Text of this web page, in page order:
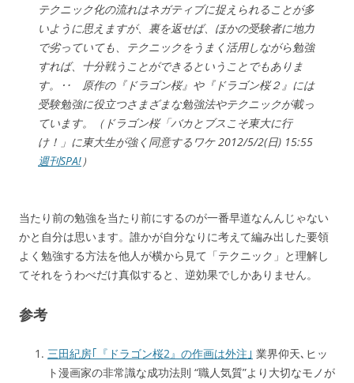
テクニック化の流れはネガティブに捉えられることが多
いように思えますが、裏を返せば、ほかの受験者に地力
で劣っていても、テクニックをうまく活用しながら勉強
すれば、十分戦うことができるということでもありま
す。‥ 原作の『ドラゴン桜』や『ドラゴン桜２』には
受験勉強に役立つさまざまな勉強法やテクニックが載っ
ています。（ドラゴン桜「バカとブスこそ東大に行
け！」に東大生が強く同意するワケ 2012/5/2(日) 15:55
週刊SPA!）
当たり前の勉強を当たり前にするのが一番早道なんんじゃない
かと自分は思います。誰かが自分なりに考えて編み出した要領
よく勉強する方法を他人が横から見て「テクニック」と理解し
てそれをうわべだけ真似すると、逆効果でしかありません。
参考
三田紀房｢『ドラゴン桜2』の作画は外注｣ 業界仰天､ヒッ
ト漫画家の非常識な成功法則 “職人気質”より大切なモノが